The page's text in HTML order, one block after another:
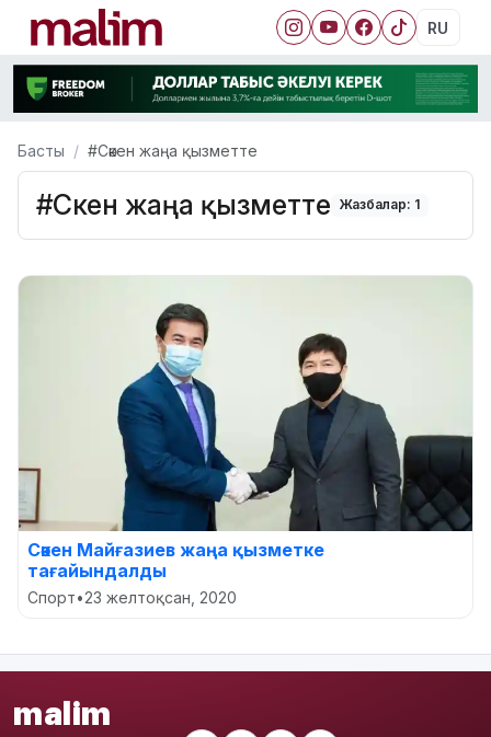
RU
Басты #Сәкен жаңа қызметте
#Сәкен жаңа қызметте Жазбалар: 1
Сәкен Майғазиев жаңа қызметке
тағайындалды
Спорт•23 желтоқсан, 2020
malim